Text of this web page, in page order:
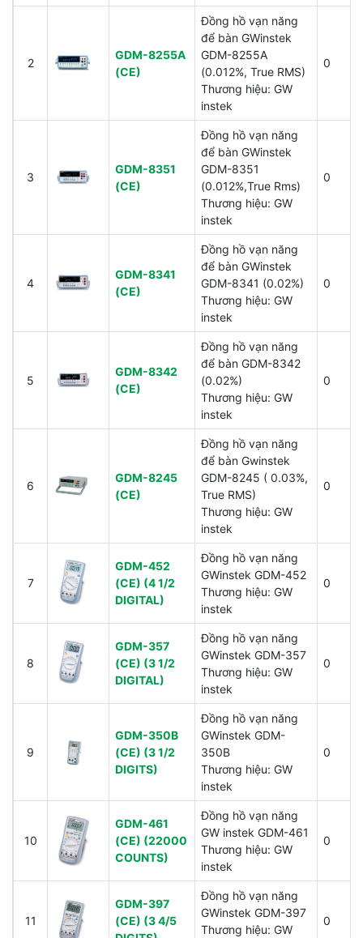
2
GDM-8255A
(CE)
Đồng hồ vạn năng
để bàn GWinstek
GDM-8255A
(0.012%, True RMS)
Thương hiệu: GW
instek
0
3
GDM-8351
(CE)
Đồng hồ vạn năng
để bàn GWinstek
GDM-8351
(0.012%,True Rms)
Thương hiệu: GW
instek
0
4
GDM-8341
(CE)
Đồng hồ vạn năng
để bàn GWinstek
GDM-8341 (0.02%)
Thương hiệu: GW
instek
0
5
GDM-8342
(CE)
Đồng hồ vạn năng
để bàn GDM-8342
(0.02%)
Thương hiệu: GW
instek
0
6
GDM-8245
(CE)
Đồng hồ vạn năng
để bàn Gwinstek
GDM-8245 ( 0.03%,
True RMS)
Thương hiệu: GW
instek
0
7
GDM-452
(CE) (4 1/2
DIGITAL)
Đồng hồ vạn năng
GWinstek GDM-452
Thương hiệu: GW
instek
0
8
GDM-357
(CE) (3 1/2
DIGITAL)
Đồng hồ vạn năng
GWinstek GDM-357
Thương hiệu: GW
instek
0
9
GDM-350B
(CE) (3 1/2
DIGITS)
Đồng hồ vạn năng
GWinstek GDM-
350B
Thương hiệu: GW
instek
0
10
GDM-461
(CE) (22000
COUNTS)
Đồng hồ vạn năng
GW instek GDM-461
Thương hiệu: GW
instek
0
11
GDM-397
(CE) (3 4/5
Đồng hồ vạn năng
GWinstek GDM-397
Thương hiệu: GW
0